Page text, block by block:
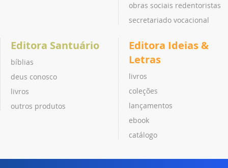
obras sociais redentoristas
secretariado vocacional
Editora Santuário
bíblias
deus conosco
livros
outros produtos
Editora Ideias &
Letras
livros
coleções
lançamentos
ebook
catálogo